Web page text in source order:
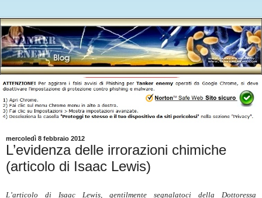
mercoledì 8 febbraio 2012
L’evidenza delle irrorazioni chimiche
(articolo di Isaac Lewis)
L’articolo di Isaac Lewis, gentilmente segnalatoci della Dottoressa